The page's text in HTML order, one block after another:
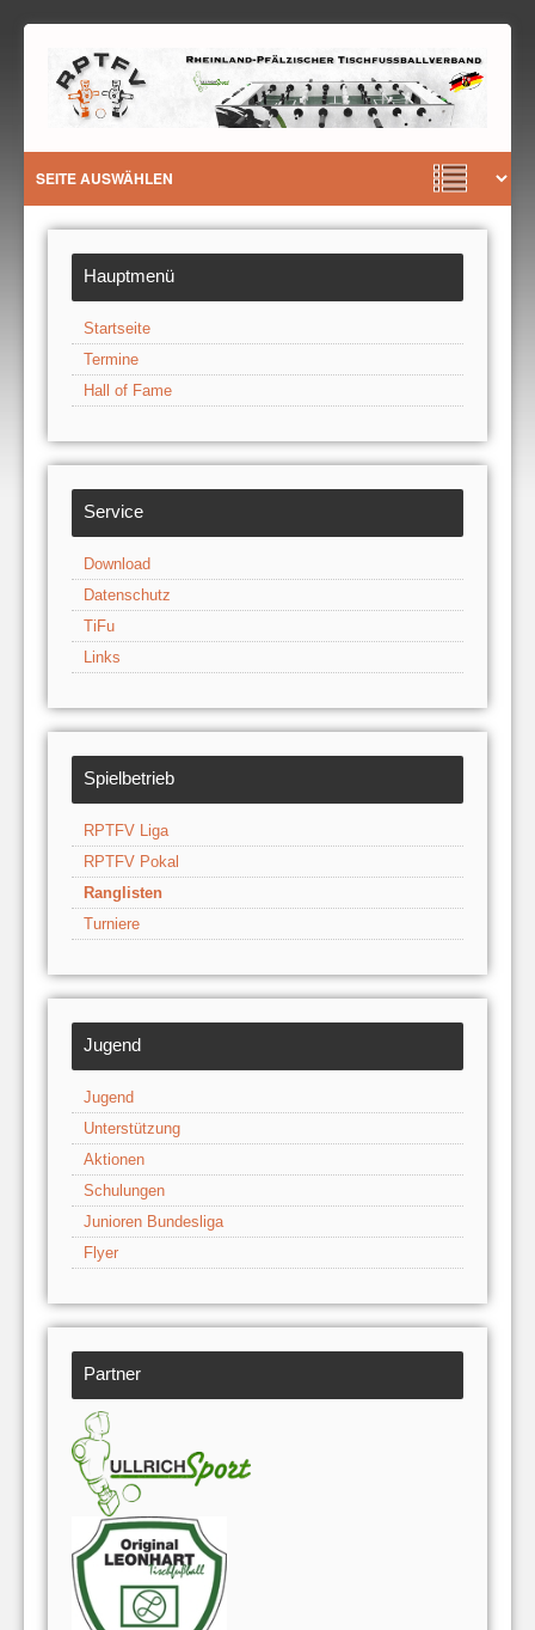
Hauptmenü
Startseite
Termine
Hall of Fame
Service
Download
Datenschutz
TiFu
Links
Spielbetrieb
RPTFV Liga
RPTFV Pokal
Ranglisten
Turniere
Jugend
Jugend
Unterstützung
Aktionen
Schulungen
Junioren Bundesliga
Flyer
Partner